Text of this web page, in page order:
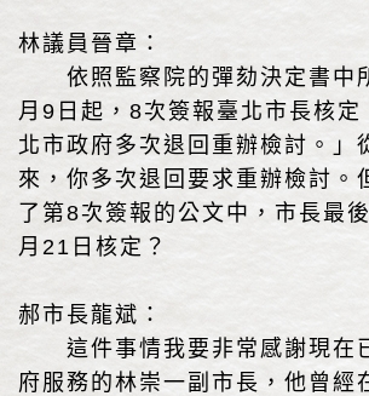
林議員晉章：
依照監察院的彈劾決定書中
月9日起，8次簽報臺北市長核定
北市政府多次退回重辦檢討。」
來，你多次退回要求重辦檢討。
了第8次簽報的公文中，市長最
月21日核定？
郝市長龍斌：
這件事情我要非常感謝現在
府服務的林崇一副市長，他曾經